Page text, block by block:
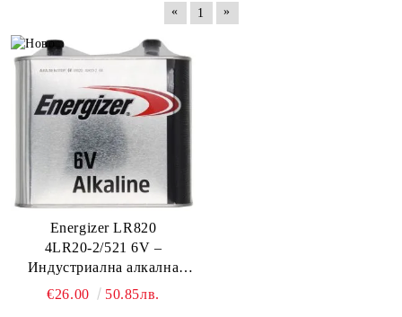
« 1 »
Energizer LR820
4LR20‑2/521 6V –
Индустриална алкална
батерия с висока мощност
€26.00 50.85лв.